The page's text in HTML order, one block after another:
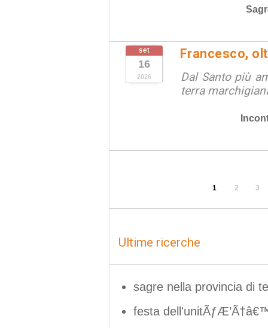
set
16
2026
Francesco,
Dal Santo più
terra
1 2 3
Ultime ricerche
sagre nella provincia di
festa